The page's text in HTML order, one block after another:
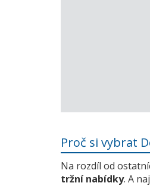
Proč si vybrat
Na rozdíl od
tržní nabídky. A